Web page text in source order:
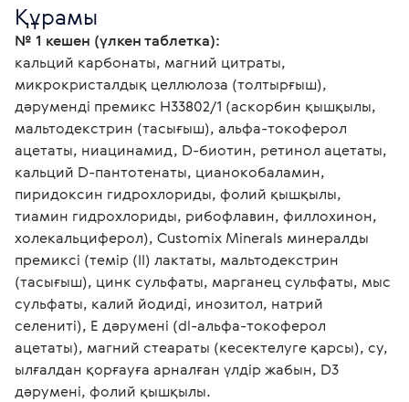
Құрамы
№ 1 кешен (үлкен таблетка):
кальций карбонаты, магний цитраты,
микрокристалдық целлюлоза (толтырғыш),
дәруменді премикс Н33802/1 (аскорбин қышқылы,
мальтодекстрин (тасығыш), альфа-токоферол
ацетаты, ниацинамид, D-биотин, ретинол ацетаты,
кальций D-пантотенаты, цианокобаламин,
пиридоксин гидрохлориды, фолий қышқылы,
тиамин гидрохлориды, рибофлавин, филлохинон,
холекальциферол), Customix Minerals минералды
премиксі (темір (II) лактаты, мальтодекстрин
(тасығыш), цинк сульфаты, марганец сульфаты, мыс
сульфаты, калий йодиді, инозитол, натрий
селениті), Е дәрумені (dl-альфа-токоферол
ацетаты), магний стеараты (кесектелуге қарсы), су,
ылғалдан қорғауға арналған үлдір жабын, D3
дәрумені, фолий қышқылы.